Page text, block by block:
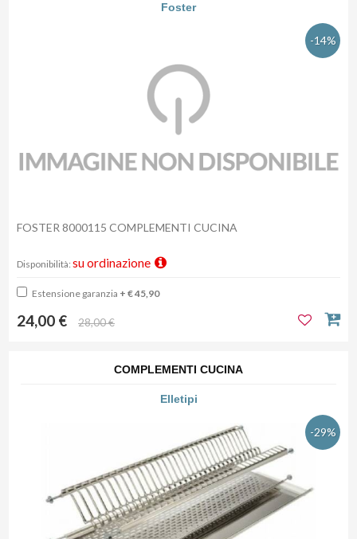
Foster
-14%
FOSTER 8000115 COMPLEMENTI CUCINA
Disponibilità: su ordinazione
Estensione garanzia + € 45,90
24,00 € 28,00 €
COMPLEMENTI CUCINA
Elletipi
-29%